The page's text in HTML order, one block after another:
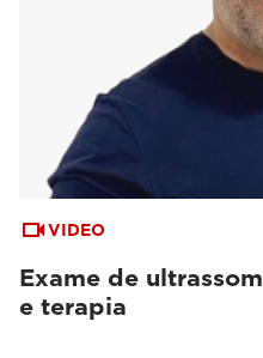
VIDEO
Exame de
e terapia